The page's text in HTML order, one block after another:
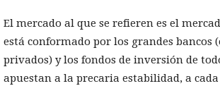
El mercado al que se refieren es el
está conformado por los grandes bancos
privados) y los fondos de inversión de
apuestan a la precaria estabilidad, a